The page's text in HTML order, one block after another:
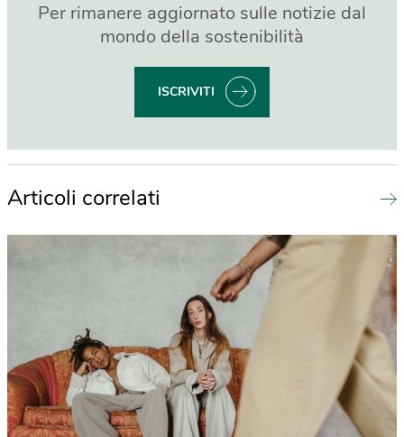
Per rimanere aggiornato sulle notizie dal
mondo della sostenibilità
ISCRIVITI
Articoli correlati